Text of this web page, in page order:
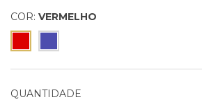
COR: VERMELHO
QUANTIDADE